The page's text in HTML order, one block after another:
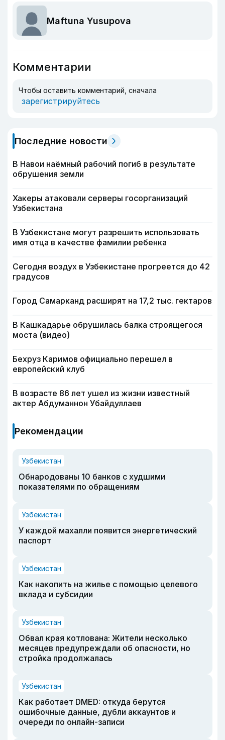
Maftuna Yusupova
Комментарии
Чтобы оставить комментарий, сначала
зарегистрируйтесь
Последние новости
В Навои наёмный рабочий погиб в результате
обрушения земли
Хакеры атаковали серверы госорганизаций
Узбекистана
В Узбекистане могут разрешить использовать
имя отца в качестве фамилии ребенка
Сегодня воздух в Узбекистане прогреется до 42
градусов
Город Самарканд расширят на 17,2 тыс. гектаров
В Кашкадарье обрушилась балка строящегося
моста (видео)
Бехруз Каримов официально перешел в
европейский клуб
В возрасте 86 лет ушел из жизни известный
актер Абдуманнон Убайдуллаев
Рекомендации
Узбекистан
Обнародованы 10 банков с худшими
показателями по обращениям
Узбекистан
У каждой махалли появится энергетический
паспорт
Узбекистан
Как накопить на жилье с помощью целевого
вклада и субсидии
Узбекистан
Обвал края котлована: Жители несколько
месяцев предупреждали об опасности, но
стройка продолжалась
Узбекистан
Как работает DMED: откуда берутся
ошибочные данные, дубли аккаунтов и
очереди по онлайн-записи